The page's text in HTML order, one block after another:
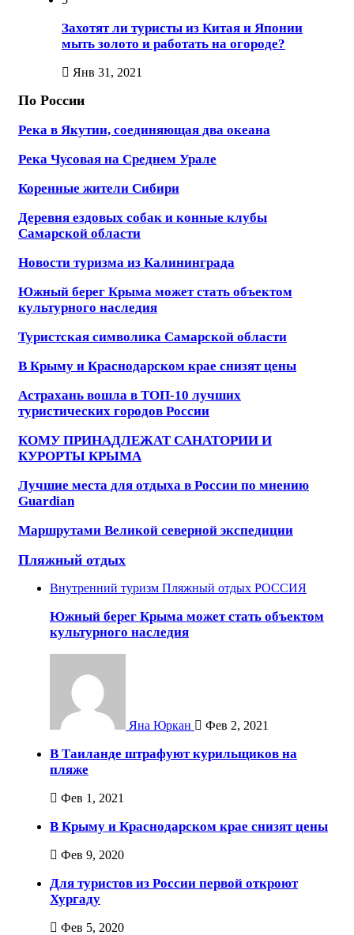
Захотят ли туристы из Китая и Японии
мыть золото и работать на огороде?
Янв 31, 2021
По России
Река в Якутии, соединяющая два океана
Река Чусовая на Среднем Урале
Коренные жители Сибири
Деревня ездовых собак и конные клубы
Самарской области
Новости туризма из Калининграда
Южный берег Крыма может стать объектом
культурного наследия
Туристская символика Самарской области
В Крыму и Краснодарском крае снизят цены
Астрахань вошла в ТОП-10 лучших
туристических городов России
КОМУ ПРИНАДЛЕЖАТ САНАТОРИИ И
КУРОРТЫ КРЫМА
Лучшие места для отдыха в России по мнению
Guardian
Маршрутами Великой северной экспедиции
Пляжный отдых
Внутренний туризм Пляжный отдых РОССИЯ
Южный берег Крыма может стать объектом
культурного наследия
Яна Юркан Фев 2, 2021
В Таиланде штрафуют курильщиков на
пляже
Фев 1, 2021
В Крыму и Краснодарском крае снизят цены
Фев 9, 2020
Для туристов из России первой откроют
Хургаду
Фев 5, 2020